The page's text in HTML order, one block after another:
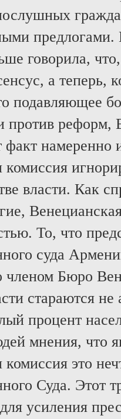
предлогами.
говорила,
а теперь,
подавляющее
против реформ,
факт намеренно
комиссия
власти. Как
То, что
суда
членом Бюро
стараются
процент
мнения, что
это
Суда. Этот
усиления